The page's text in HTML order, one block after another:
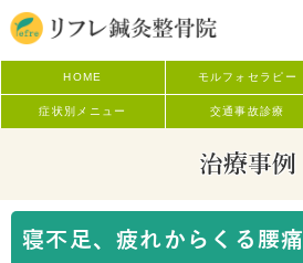
HOME モルフォセラピー
症状別メニュー 交通事故診療
治療事例
寝不足、疲れからくる腰痛